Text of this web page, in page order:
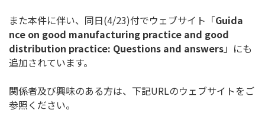
また本件に伴い、同日(4/23)付でウェブサイト「Guida
nce on good manufacturing practice and good
distribution practice: Questions and answers」にも
追加されています。
関係者及び興味のある方は、下記URLのウェブサイトをご
参照く ださい。